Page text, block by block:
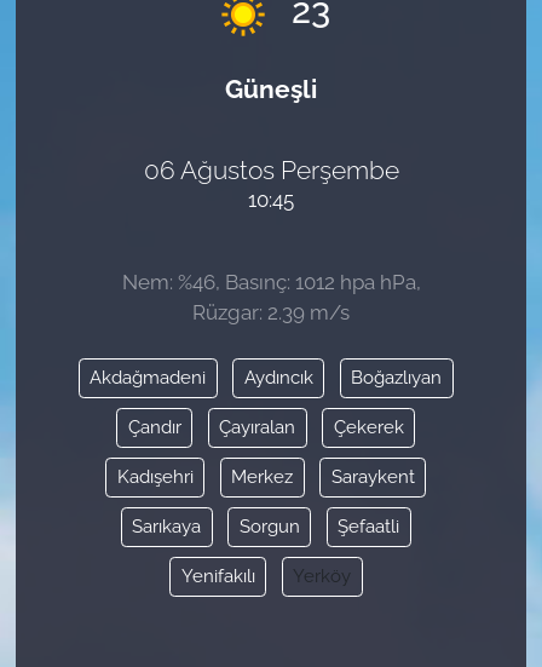
23
Güneşli
06 Ağustos Perşembe
10:45
Nem: %46, Basınç: 1012 hpa hPa,
Rüzgar: 2.39 m/s
Akdağmadeni Aydıncık Boğazlıyan
Çandır Çayıralan Çekerek
Kadışehri Merkez Saraykent
Sarıkaya Sorgun Şefaatli
Yenifakılı Yerköy